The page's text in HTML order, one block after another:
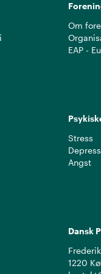
Om
EAP -
Stress
Angst
Dansk
1220